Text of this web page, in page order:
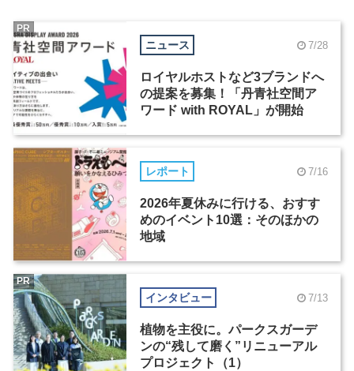
ニュース 7/28
ロイヤルホストなど3ブランドへ
の提案を募集！「丹青社空間ア
ワード with ROYAL」が開始
PR
レポート 7/16
2026年夏休みに行ける、おすす
めのイベント10選：そのほかの
地域
インタビュー 7/13
植物を主役に。パークスガーデ
ンの“残して磨く”リニューアル
プロジェクト（1）
PR